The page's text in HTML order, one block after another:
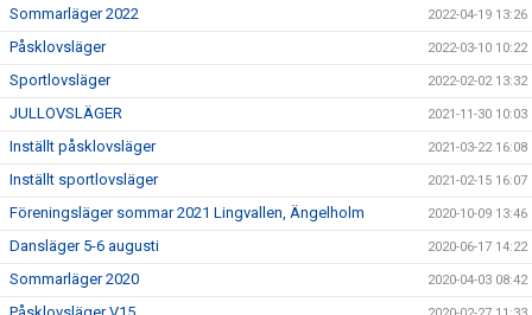
Sommarläger 2022 2022-04-19 13:26
Påsklovsläger 2022-03-10 10:22
Sportlovsläger 2022-02-02 13:32
JULLOVSLÄGER 2021-11-30 10:03
Inställt påsklovsläger 2021-03-22 16:08
Inställt sportlovsläger 2021-02-15 16:07
Föreningsläger sommar 2021 Lingvallen, Ängelholm 2020-10-09 13:46
Dansläger 5-6 augusti 2020-06-17 14:22
Sommarläger 2020 2020-04-03 08:42